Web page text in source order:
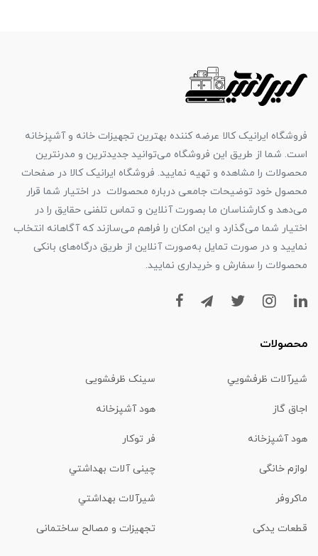
فروشگاه ایرانیک کالا عرضه کننده بهترین تجهیزات خانه و آشپزخانه
است. شما از طریق این فروشگاه می‌توانید جدیدترین و مدرنترین
محصولات را مشاهده و تهیه نمایید. فروشگاه ایرانیک کالا در صفحات
محصول خود توضیحات جامعی درباره محصولات در اختیار شما قرار
می‌دهد و کارشناسان ما بصورت آنلاین و تماس تلفنی حقایق را در
اختیار شما می‌گذارد و این امکان را فراهم می‌سازند که آگاهانه انتخاب
نمایید و در صورت تمایل به‌صورت آنلاین از طریق درگاه‌های بانکی
محصولات را سفارش و خریداری نمایید.
محصولات
شیرآلات ظرفشويي سینک ظرفشویی
اجاق گاز هود آشپزخانه
هود آشپزخانه فر توکار
لوازم خانگی چینی آلات بهداشتي
ماكروفر شیرآلات بهداشتي
قطعات یدکی تجهیزات و مصالح ساختمانی